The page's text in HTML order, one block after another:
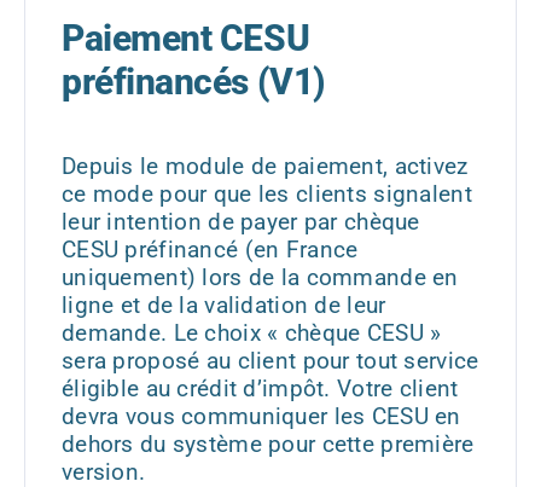
Paiement CESU
préfinancés (V1)
Depuis le module de paiement, activez
ce mode pour que les clients signalent
leur intention de payer par chèque
CESU préfinancé (en France
uniquement) lors de la commande en
ligne et de la validation de leur
demande. Le choix « chèque CESU »
sera proposé au client pour tout service
éligible au crédit d’impôt. Votre client
devra vous communiquer les CESU en
dehors du système pour cette première
version.